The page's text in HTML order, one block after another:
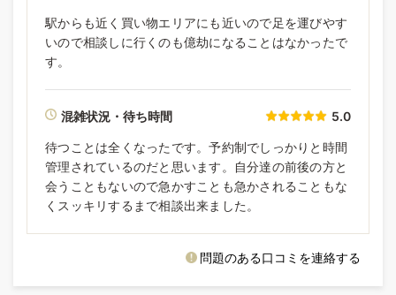
駅からも近く買い物エリアにも近いので足を運びやす
いので相談しに行くのも億劫になることはなかったで
す。
混雑状況・待ち時間 5.0
待つことは全くなったです。予約制でしっかりと時間
管理されているのだと思います。自分達の前後の方と
会うこともないので急かすことも急かされることもな
くスッキリするまで相談出来ました。
問題のある口コミを連絡する